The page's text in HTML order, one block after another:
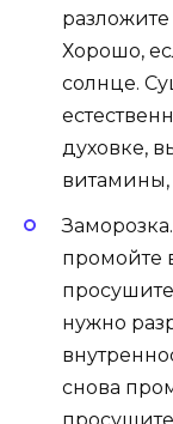
Хорошо,
солнце.
духовке,
витамины,
промойте
нужно
снова